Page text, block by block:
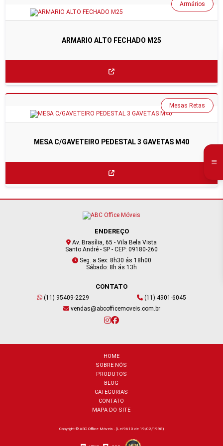
ARMARIO ALTO FECHADO M25
Armários
MESA C/GAVETEIRO PEDESTAL 3 GAVETAS M40
Mesas Retas
ENDEREÇO
Av. Brasília, 65 - Vila Bela Vista
Santo André - SP - CEP: 09180-260
Seg. a Sex: 8h30 ás 18h00
Sábado: 8h ás 13h
CONTATO
(11) 95409-2229
(11) 4901-6045
vendas@abcofficemoveis.com.br
HOME
SOBRE NÓS
PRODUTOS
BLOG
CATEGORIAS
CONTATO
MAPA DO SITE
Copyright © ABC Office Móveis . (Lei 9610 de 19/02/1998)